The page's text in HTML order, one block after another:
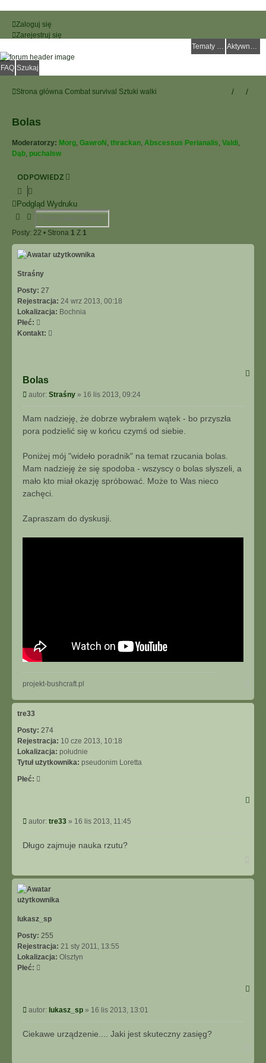
Zaloguj się
Zarejestruj się
Tematy bez odpowiedzi
Aktywne tematy
FAQ Szukaj
Strona główna Combat survival Sztuki walki
Bolas
Moderatorzy: Morg, GawroN , thrackan, Abscessus Perianalis, Valdi,
Dąb, puchalsw
ODPOWIEDZ
Podgląd Wydruku
SzukajWyszukiwanie Zaawansowane
Posty: 22 • Strona 1 Z 1
Straśny
Posty: 27
Rejestracja: 24 wrz 2013, 00:18
Lokalizacja: Bochnia
Płeć:
Kontakt:
Bolas
Post
autor: Straśny » 16 lis 2013, 09:24
Mam nadzieję, że dobrze wybrałem wątek - bo przyszła
pora podzielić się w końcu czymś od siebie.
Poniżej mój "wideło poradnik" na temat rzucania bolas.
Mam nadzieję że się spodoba - wszyscy o bolas słyszeli, a
mało kto miał okazję spróbować. Może to Was nieco
zachęci.
Zapraszam do dyskusji.
projekt-bushcraft.pl
tre33
Posty: 274
Rejestracja: 10 cze 2013, 10:18
Lokalizacja: południe
Tytuł użytkownika: pseudonim Loretta
Płeć:
Post
autor: tre33 » 16 lis 2013, 11:45
Długo zajmuje nauka rzutu?
górę
lukasz_sp
Posty: 255
Rejestracja: 21 sty 2011, 13:55
Lokalizacja: Olsztyn
Płeć:
Post
autor: lukasz_sp » 16 lis 2013, 13:01
Ciekawe urządzenie.... Jaki jest skuteczny zasięg?